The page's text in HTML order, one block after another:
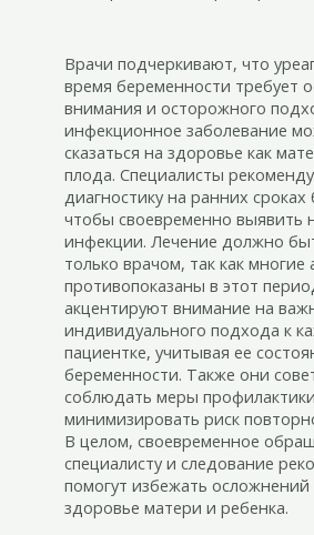
Врачи подчеркивают, что
время беременности требует
внимания и осторожного
инфекционное заболевание
сказаться на здоровье как
плода. Специалисты
диагностику на ранних
чтобы своевременно выявить
инфекции. Лечение должно
только врачом, так как многие
противопоказаны в этот
акцентируют внимание на
индивидуального подхода к
пациентке, учитывая ее
беременности. Также они
соблюдать меры
минимизировать риск
В целом, своевременное
специалисту и следование
помогут избежать осложнений
здоровье матери и ребенка.